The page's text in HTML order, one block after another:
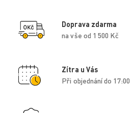
Doprava zdarma
na vše od 1 500 Kč
Zítra u Vás
Při objednání do 17:00